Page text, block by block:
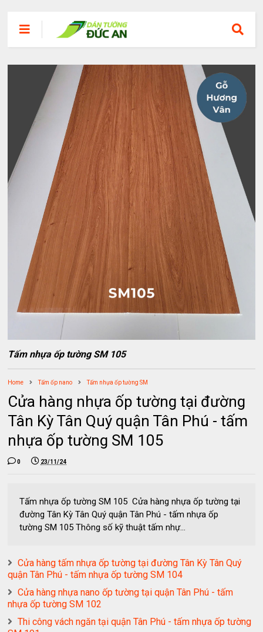
Tấm nhựa ốp tường SM 105
Home Tấm ốp nano Tấm nhựa ốp tường SM
Cửa hàng nhựa ốp tường tại đường
Tân Kỳ Tân Quý quận Tân Phú - tấm
nhựa ốp tường SM 105
0 23/11/24
Tấm nhựa ốp tường SM 105 Cửa hàng nhựa ốp tường tại
đường Tân Kỳ Tân Quý quận Tân Phú - tấm nhựa ốp
tường SM 105 Thông số kỹ thuật tấm nhự...
Cửa hàng tấm nhựa ốp tường tại đường Tân Kỳ Tân Quý
quận Tân Phú - tấm nhựa ốp tường SM 104
Cửa hàng nhựa nano ốp tường tại quận Tân Phú - tấm
nhựa ốp tường SM 102
Thi công vách ngăn tại quận Tân Phú - tấm nhựa ốp tường